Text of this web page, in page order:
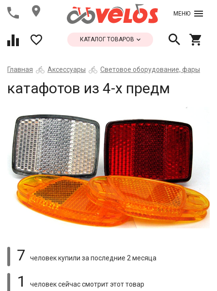
МЕНЮ
КАТАЛОГ ТОВАРОВ
Главная Аксессуары Световое оборудование, фары
катафотов из 4-х предм
7 человек купили за последние 2 месяца
1 человек сейчас смотритэтот товар